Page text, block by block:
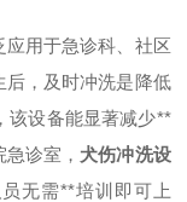
应用于急诊科、社区
后，及时冲洗是降低
该设备能显著减少**
诊室， 犬伤冲洗设
无需**培训即可上